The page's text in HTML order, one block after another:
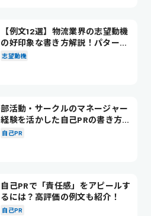
【例文12選】物流業界の志望動機
の好印象な書き方解説！パターン
別の例文も紹介
志望動機
部活動・サークルのマネージャー
経験を活かした自己PRの書き方を
徹底解説！
自己PR
自己PRで「責任感」をアピールす
るには？高評価の例文も紹介！
自己PR